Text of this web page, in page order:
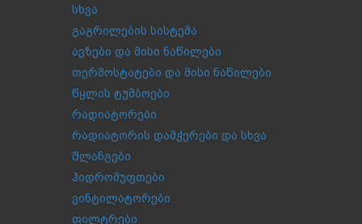
სხვა
გაგრილების სისტემა
ავზები და მისი ნაწილები
თერმოსტატები და მისი ნაწილები
წყლის ტუმბოები
რადიატორები
რადიატორის დამჭერები და სხვა
შლანგები
ჰიდრომუფთები
ვინტილატორები
ფილტრები